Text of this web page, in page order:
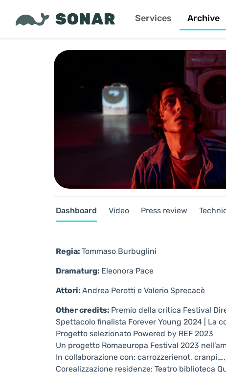
Services Archive
Dashboard Video Press review
Regia: Tommaso Burbuglini
Dramaturg: Eleonora Pace
Attori: Andrea Perotti e Valerio Sprecacè
Other credits: Premio della critica Festival
Spettacolo finalista Forever Young 2024 | La
Progetto selezionato Powered by REF 2023
Un progetto Romaeuropa Festival 2023
In collaborazione con: carrozzerienot,
Corealizzazione residenze: Teatro biblioteca